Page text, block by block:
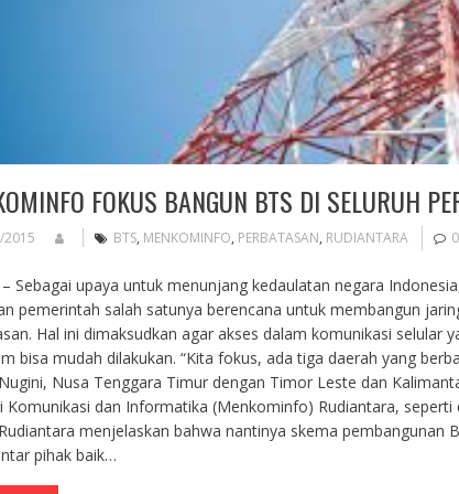
FOKUS BANGUN BTS DI SELURUH
BTS, MENKOMINFO, PERBATASAN, RUDIANTARA
– Sebagai upaya untuk menunjang kedaulatan negara
pemerintah salah satunya berencana untuk membangun
Hal ini dimaksudkan agar akses dalam komunikasi selular
bisa mudah dilakukan. “Kita fokus, ada tiga daerah yang
Nusa Tenggara Timur dengan Timor Leste dan
Komunikasi dan Informatika (Menkominfo) Rudiantara, seperti
menjelaskan bahwa nantinya skema pembangunan
pihak baik…